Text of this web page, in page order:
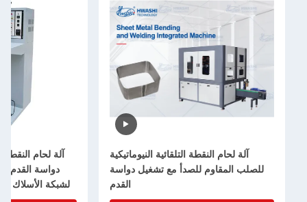
آلة لحام النقطة التلقائية النيوماتيكية
للصلب المقاوم للصدأ مع تشغيل دواسة
القدم
آلة لحام النقطة
دواسة القدم
لشبكة الأسلاك من